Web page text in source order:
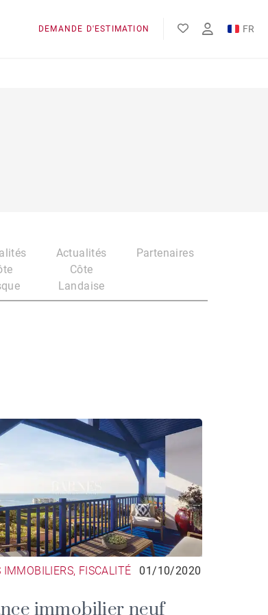
DEMANDE D'ESTIMATION FR
EN
Actualités
Côte
Landaise
Partenaires
IMMOBILIERS, FISCALITÉ 01/10/2020
immobilier neuf